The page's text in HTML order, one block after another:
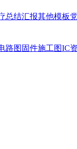
总结汇报其他模板
路图 固件施工图IC